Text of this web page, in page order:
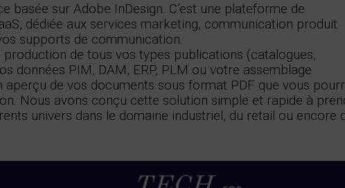
basée sur Adobe InDesign. C’est une plateforme de
dédiée aux services marketing, communication produit
supports de communication.
de tous vos types publications (catalogues,
données PIM, DAM, ERP, PLM ou votre assemblage
aperçu de vos documents sous format PDF que vous
Nous avons conçu cette solution simple et rapide à
univers dans le domaine industriel, du retail ou encore